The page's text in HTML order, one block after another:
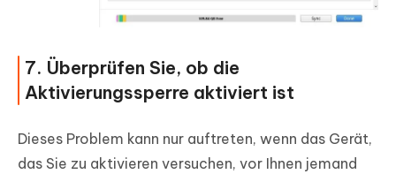
7. Überprüfen Sie, ob die
Aktivierungssperre aktiviert ist
Dieses Problem kann nur auftreten, wenn das Gerät,
das Sie zu aktivieren versuchen, vor Ihnen jemand